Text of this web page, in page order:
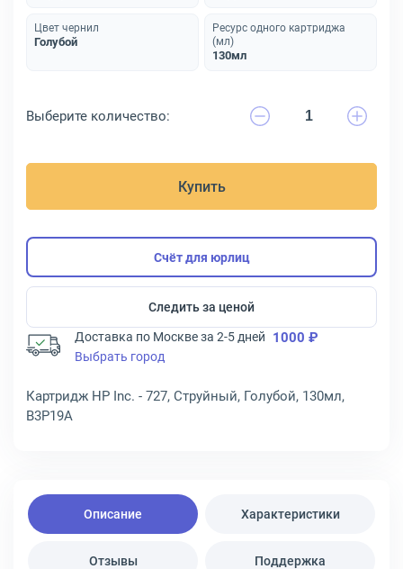
Цвет чернил
Голубой
Ресурс одного картриджа
(мл)
130мл
Выберите количество:
Купить
Счёт для юрлиц
Следить за ценой
Доставка по Москве за 2-5 дней 1000 ₽
Выбрать город
Картридж HP Inc. - 727, Струйный, Голубой, 130мл,
B3P19A
Описание Характеристики
Отзывы Поддержка